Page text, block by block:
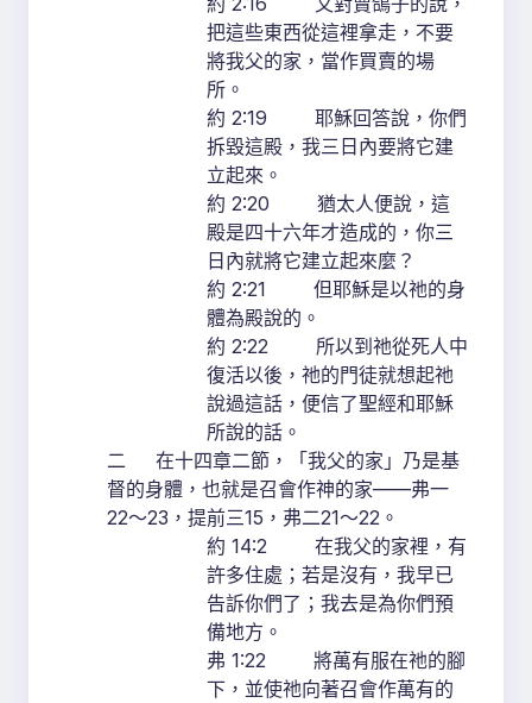
把這些東西從這裡拿走，不要
將我父的家，當作買賣的場
所。
約 2:19 耶穌回答說，你們
拆毀這殿，我三日內要將它建
立起來。
約 2:20 猶太人便說，這
殿是四十六年才造成的，你三
日內就將它建立起來麼？
約 2:21 但耶穌是以祂的身
體為殿說的。
約 2:22 所以到祂從死人中
復活以後，祂的門徒就想起祂
說過這話，便信了聖經和耶穌
所說的話。
二 在十四章二節，「我父的家」乃是基
督的身體，也就是召會作神的家——弗一
22～23，提前三15，弗二21～22。
約 14:2 在我父的家裡，有
許多住處；若是沒有，我早已
告訴你們了；我去是為你們預
備地方。
弗 1:22 將萬有服在祂的腳
下，並使祂向著召會作萬有的